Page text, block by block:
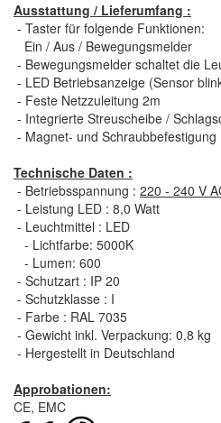
Ausstattung / Lieferumfang :
- Taster für folgende Funktionen:
Ein / Aus / Bewegungsmelder
- Bewegungsmelder schaltet die
- LED Betriebsanzeige (Sensor
- Feste Netzzuleitung 2m
- Integrierte Streuscheibe /
- Magnet- und Schraubbefestigung
Technische Daten :
- Betriebsspannung : 220 - 240 V
- Leistung LED : 8,0 Watt
- Leuchtmittel : LED
- Lichtfarbe: 5000K
- Lumen: 600
- Schutzart : IP 20
- Schutzklasse : I
- Farbe : RAL 7035
- Gewicht inkl. Verpackung: 0,8 kg
- Hergestellt in Deutschland
Approbationen:
CE, EMC